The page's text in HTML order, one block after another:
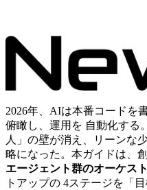
2026年、AIは本番コードを
俯瞰し、運用を 自動化する
人」の壁が消え、リーンな
略になった。本ガイドは、
エージェント群のオーケス
トアップの 4ステージを「